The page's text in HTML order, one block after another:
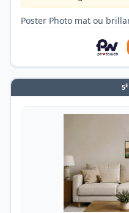
Poster Photo mat ou
5E